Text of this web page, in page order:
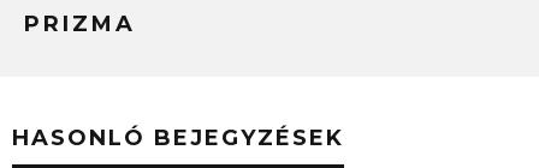
PRIZMA
HASONLÓ BEJEGYZÉSEK